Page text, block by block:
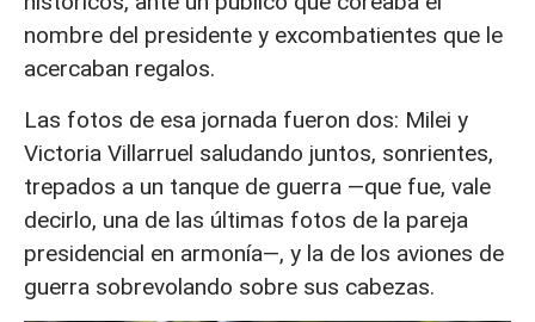
nombre del presidente y excombatientes que le
acercaban regalos.
Las fotos de esa jornada fueron dos: Milei y
Victoria Villarruel saludando juntos, sonrientes,
trepados a un tanque de guerra —que fue, vale
decirlo, una de las últimas fotos de la pareja
presidencial en armonía—, y la de los aviones de
guerra sobrevolando sobre sus cabezas.